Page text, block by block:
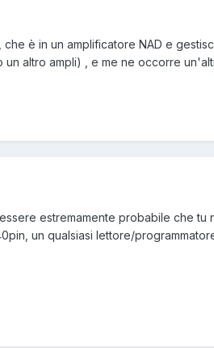
è in un amplificatore NAD e
altro ampli) , e me ne occorre
estremamente probabile che
un qualsiasi lettore/